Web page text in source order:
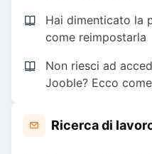
Hai dimenticato la
come reimpostarla
Non riesci ad
Jooble? Ecco
Ricerca di